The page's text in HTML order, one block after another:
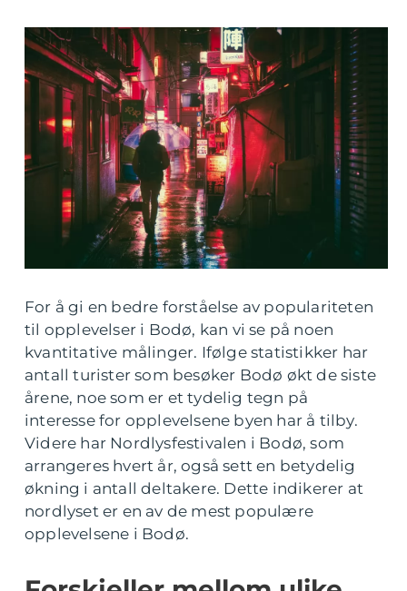
For å gi en bedre forståelse av populariteten
til opplevelser i Bodø, kan vi se på noen
kvantitative målinger. Ifølge statistikker har
antall turister som besøker Bodø økt de siste
årene, noe som er et tydelig tegn på
interesse for opplevelsene byen har å tilby.
Videre har Nordlysfestivalen i Bodø, som
arrangeres hvert år, også sett en betydelig
økning i antall deltakere. Dette indikerer at
nordlyset er en av de mest populære
opplevelsene i Bodø.